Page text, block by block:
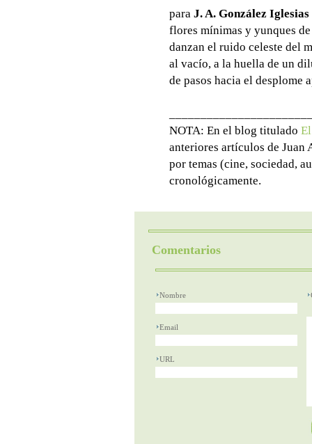
para J. A. González Iglesias
flores mínimas y yunques
danzan el ruido celeste del
al vacío, a la huella de un
de pasos hacia el desplome
NOTA: En el blog titulado
anteriores artículos de Juan
por temas (cine, sociedad,
cronológicamente.
Comentarios
Nombre
Email
URL